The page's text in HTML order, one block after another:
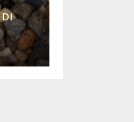
DI